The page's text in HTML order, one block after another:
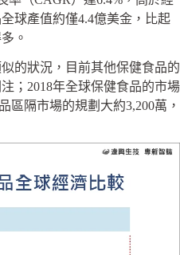
球產值約僅4.4億美金，比起
。
的狀況，目前其他保健食品的
；2018年全球保健食品的市場
區隔市場的規劃大約3,200萬，